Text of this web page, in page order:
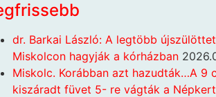
dr. Barkai László: A legtöbb újszülöttet
Miskolcon hagyják a kórházban
Miskolc. Korábban azt hazudták…A 9
kiszáradt füvet 5- re vágták a